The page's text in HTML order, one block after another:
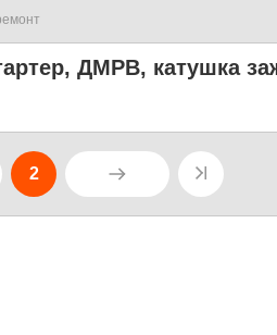
ДМРВ, катушка
2